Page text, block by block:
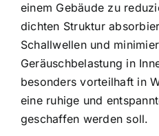
einem Gebäude zu
dichten Struktur
Schallwellen und
Geräuschbelastung in
besonders vorteilhaft in
eine ruhige und
geschaffen werden soll.